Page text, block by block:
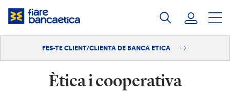
Salta
Iniciar sessió
Fes-te'n client/clienta
FES-TE CLIENT/CLIENTA DE BANCA ETICA
Ètica i cooperativa